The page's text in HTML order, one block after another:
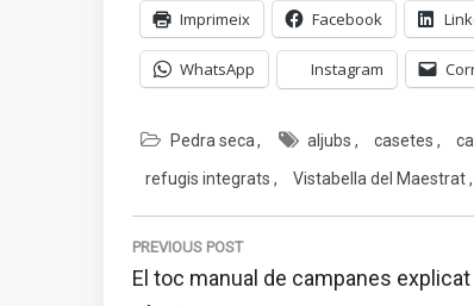
Imprimeix Facebook
WhatsApp Instagram
Pedra seca aljubs casetes
refugis integrats
Vistabella del Maestrat
Navegació
d'entrades
PREVIOUS POST
Previous
El toc manual de campanes explicat